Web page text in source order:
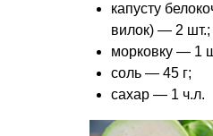
капусту
вилок) — 2 шт.;
морковку — 1
соль — 45 г;
сахар — 1 ч.л.